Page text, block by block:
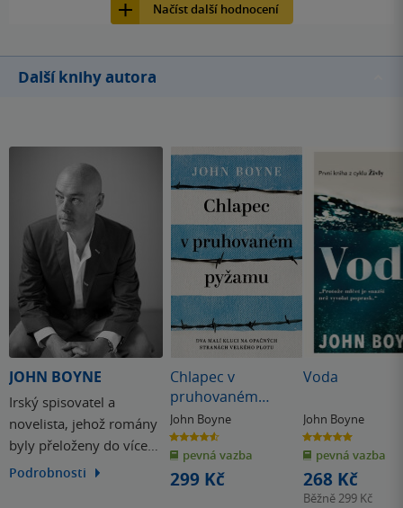
Načíst další hodnocení
Další knihy autora
JOHN BOYNE
Irský spisovatel a
novelista, jehož romány
byly přeloženy do více
než padesáti jazyků. To je
Podrobnosti
Chlapec v
pruhovaném
pyžamu
John Boyne
4.6
z
5
hvězdiček
pevná vazba
299 Kč
Voda
John Boyne
5.0
z
5
hvězdiček
pevná vazba
268 Kč
Běžně299 Kč